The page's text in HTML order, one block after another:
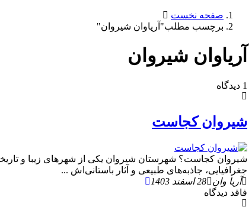
صفحه نخست
برچسب مطلب"آریاوان شیروان"
آریاوان شیروان
1 دیدگاه
شیروان کجاست
شیروان کجاست؟ شهرستان شیروان یکی از شهرهای زیبا و
جغرافیایی، جاذبه‌های طبیعی و آثار باستانی‌اش ...
آریا وان
28 اسفند 1403
فاقد دیدگاه